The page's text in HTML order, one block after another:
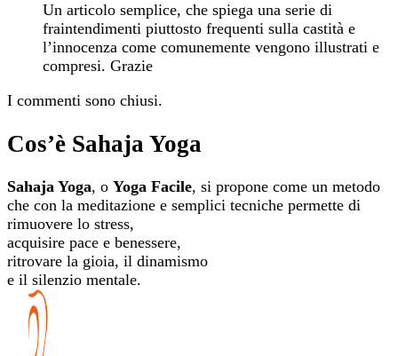
Un articolo semplice, che spiega una serie di
fraintendimenti piuttosto frequenti sulla castità e
l’innocenza come comunemente vengono illustrati e
compresi. Grazie
I commenti sono chiusi.
Cos’è Sahaja Yoga
Sahaja Yoga, o Yoga Facile, si propone come un metodo
che con la meditazione e semplici tecniche permette di
rimuovere lo stress,
acquisire pace e benessere,
ritrovare la gioia, il dinamismo
e il silenzio mentale.